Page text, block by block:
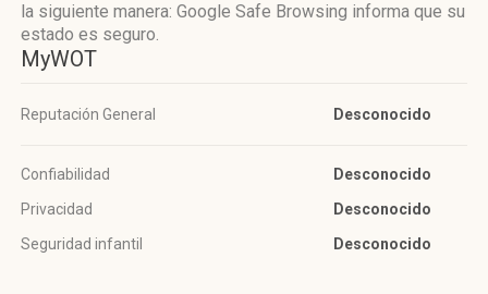
la siguiente manera: Google Safe Browsing informa que su
estado es seguro.
MyWOT
Reputación General Desconocido
Confiabilidad
Desconocido
Privacidad
Desconocido
Seguridad infantil
Desconocido